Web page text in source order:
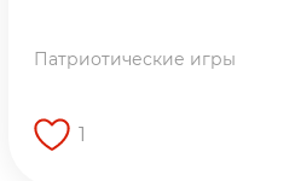
Патриотические игры
1